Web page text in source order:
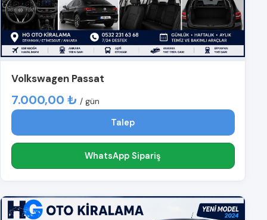
Volkswagen Passat
7.000,00 ₺ / gün
Talep
WhatsApp Sipariş